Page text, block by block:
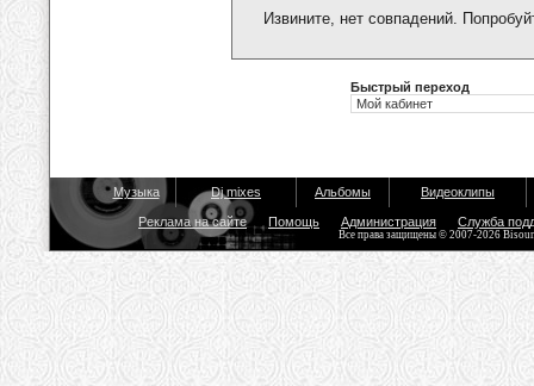
Извините, нет совпадений.
Быстрый переход
Музыка Dj mixes Альбомы Видеоклипы
Реклама на сайте Помощь Администрация Служба
Все права защищены © 2007-2026